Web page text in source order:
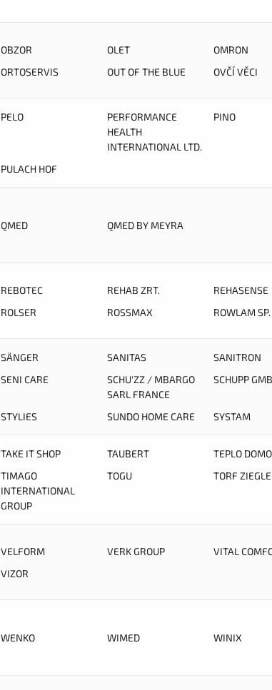
OBZOR OLET OMRON
ORTOSERVIS
OUT OF THE BLUE OVČÍ VĚCI
PELO
PERFORMANCE
HEALTH
INTERNATIONAL LTD.
PINO
PULACH HOF
QMED QMED BY MEYRA
REBOTEC REHAB ZRT. REHASENSE
ROLSER
ROSSMAX ROWLAM SP.
SÄNGER SANITAS SANITRON
SENI CARE
SCHU'ZZ / MBARGO
SARL FRANCE
SCHUPP
STYLIES SUNDO HOME CARE SYSTAM
TAKE IT SHOP TAUBERT TEPLO
TIMAGO
INTERNATIONAL
GROUP
TOGU TORF
VELFORM VERK GROUP VITAL
VIZOR
WENKO WIMED WINIX